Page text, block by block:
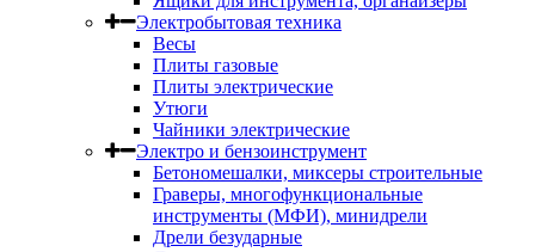
Электробытовая техника
Весы
Плиты газовые
Плиты электрические
Утюги
Чайники электрические
Электро и бензоинструмент
Бетономешалки, миксеры строительные
Граверы, многофункциональные
инструменты (МФИ), минидрели
Дрели безударные